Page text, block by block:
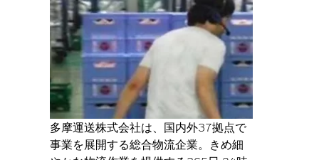
多摩運送株式会社は、国内外37拠点で
事業を展開する総合物流企業。きめ細